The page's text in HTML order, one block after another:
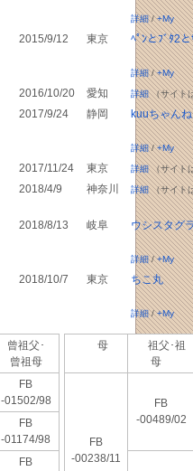
詳細/+My
2015/9/12 東京 ﾍﾟﾝとﾌﾞﾀ2と
詳細/+My
2016/10/20 愛知 詳細（サイト
2017/9/24 静岡 kuuちゃん
詳細/+My
2017/11/24 東京 詳細（サイト
2018/4/9 神奈川 詳細（サイト
2018/8/13 岐阜 ウシスタグ
詳細/+My
2018/10/7 東京 ちこ丸
詳細/+My
曾祖父･
曾祖母
FB
-01502/98
FB
-01174/98
FB
母
祖父･祖
母
FB
-00238/11
FB
-00489/02